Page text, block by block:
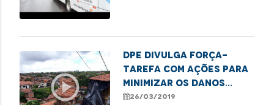
play_circle_outline
DPE divulga força-
tarefa com ações para
minimizar os danos
causados pela chuva
26/03/2019